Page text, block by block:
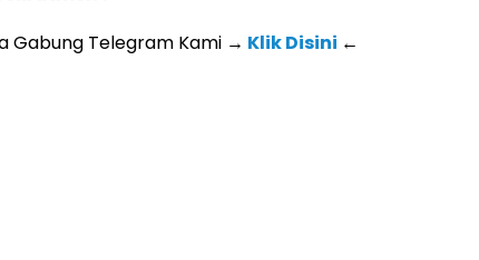
Gabung Telegram Kami → Klik Disini ←